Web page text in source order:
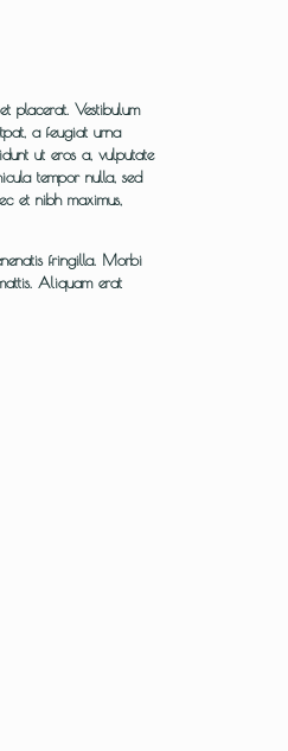
placerat. Vestibulum
a feugiat urna
ut eros a, vulputate
tempor nulla, sed
et nibh maximus,
fringilla. Morbi
Aliquam erat